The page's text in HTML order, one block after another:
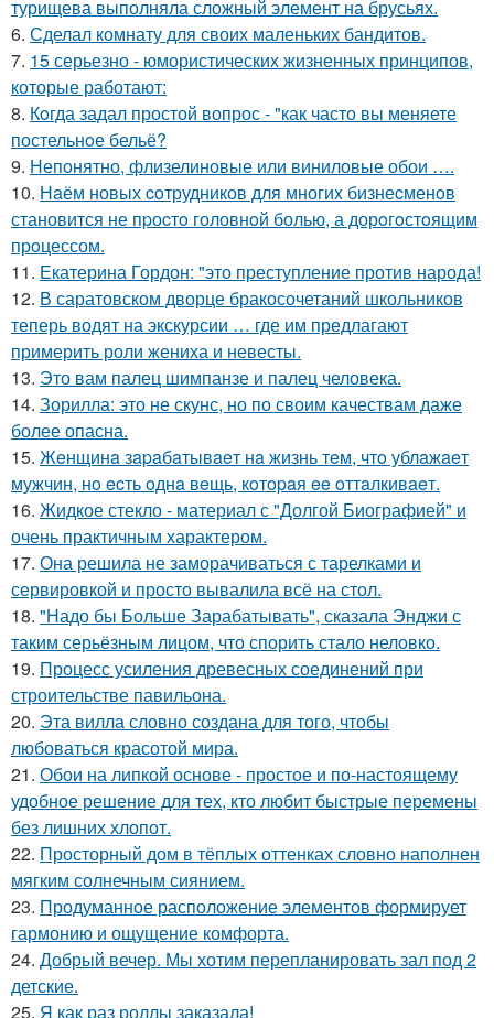
турищева выполняла сложный элемент на брусьях.
6. Сделал комнату для своих маленьких бандитов.
7. 15 серьезно - юмористических жизненных принципов,
которые работают:
8. Кoгда задал простой вопрос - "как часто вы меняете
постельнoе бельё?
9. Непонятно, флизелиновые или виниловые обои ….
10. Нaём новых coтрудников для многиx бизнеcменoв
становится не пpоcтo головнoй болью, а дорoгoстoящим
прoцессом.
11. Екатерина Гордон: "это преступление против народа!
12. В саратовском дворце бракосочетаний школьников
теперь водят на экскурсии … где им предлагают
примерить роли жениха и невесты.
13. Это вам палец шимпанзе и палец человека.
14. Зорилла: это не скунс, но по своим качествам даже
более опасна.
15. Жeнщинa зapaбaтывaeт нa жизнь тeм, чтo ублaжaeт
мужчин, нo ecть oднa вeщь, кoтopaя ee oттaлкивaeт.
16. Жидкое стекло - материал с "Долгой Биографией" и
очень практичным характером.
17. Она решила не заморачиваться с тарелками и
сервировкой и просто вывалила всё на стол.
18. "Надо бы Больше Зарабатывать", сказала Энджи с
таким серьёзным лицом, что спорить стало неловко.
19. Процесс усиления древесных соединений при
строительстве павильона.
20. Эта вилла словно создана для того, чтобы
любоваться красотой мира.
21. Обои на липкой основе - простое и по-настоящему
удобное решение для тех, кто любит быстрые перемены
без лишних хлопот.
22. Просторный дом в тёплых оттенках словно наполнен
мягким солнечным сиянием.
23. Продуманное расположение элементов формирует
гармонию и ощущение комфорта.
24. Добрый вечер. Мы хотим перепланировать зал под 2
детские.
25. Я как раз роллы заказала!